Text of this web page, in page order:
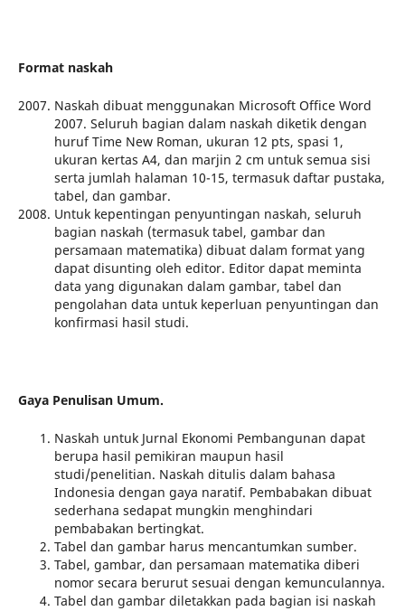
Format naskah
Naskah dibuat menggunakan Microsoft Office Word
2007. Seluruh bagian dalam naskah diketik dengan
huruf Time New Roman, ukuran 12 pts, spasi 1,
ukuran kertas A4, dan marjin 2 cm untuk semua sisi
serta jumlah halaman 10-15, termasuk daftar pustaka,
tabel, dan gambar.
Untuk kepentingan penyuntingan naskah, seluruh
bagian naskah (termasuk tabel, gambar dan
persamaan matematika) dibuat dalam format yang
dapat disunting oleh editor. Editor dapat meminta
data yang digunakan dalam gambar, tabel dan
pengolahan data untuk keperluan penyuntingan dan
konfirmasi hasil studi.
Gaya Penulisan Umum.
Naskah untuk Jurnal Ekonomi Pembangunan dapat
berupa hasil pemikiran maupun hasil
studi/penelitian. Naskah ditulis dalam bahasa
Indonesia dengan gaya naratif. Pembabakan dibuat
sederhana sedapat mungkin menghindari
pembabakan bertingkat.
Tabel dan gambar harus mencantumkan sumber.
Tabel, gambar, dan persamaan matematika diberi
nomor secara berurut sesuai dengan kemunculannya.
Tabel dan gambar diletakkan pada bagian isi naskah